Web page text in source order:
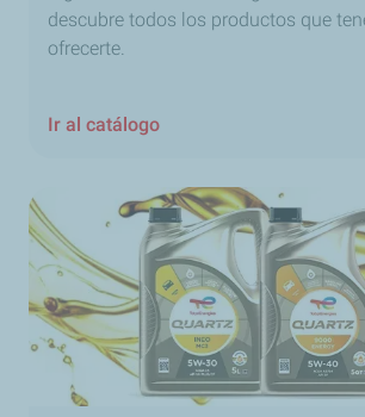
descubre todos los productos que
ofrecerte.
Ir al catálogo